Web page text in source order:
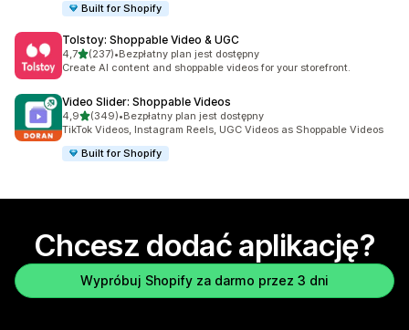
Built for Shopify
Tolstoy: Shoppable Video & UGC
4,7na 5 gwiazdek
(237)
Łączna liczba recenzji: 237
•Bezpłatny plan jest dostępny
Create AI content and shoppable videos for your storefront.
Video Slider: Shoppable Videos
4,9na 5 gwiazdek
(349)
Łączna liczba recenzji: 349
•Bezpłatny plan jest dostępny
TikTok Videos, Instagram Reels, UGC Videos as Shoppable Videos
Built for Shopify
Chcesz dodać aplikację?
Wypróbuj Shopify za darmo przez 3 dni